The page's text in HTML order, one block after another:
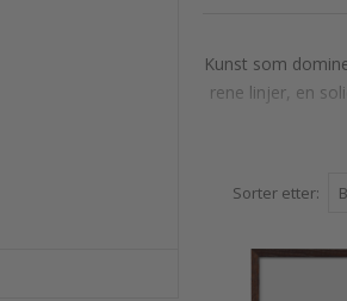
Kunst som
rene linjer, en
40x50 cm er
fungerer
Sorter etter